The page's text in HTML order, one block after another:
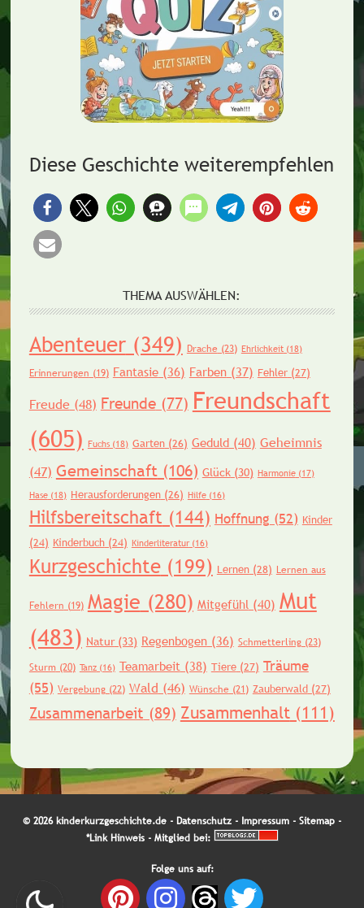
Diese Geschichte weiterempfehlen
THEMA AUSWÄHLEN:
Abenteuer(349) Drache (23) Ehrlichkeit(18)
Erinnerungen (19) Fantasie(36) Farben(37) Fehler(27)
Freude(48) Freunde(77) Freundschaft
(605) Fuchs(18) Garten(26) Geduld(40) Geheimnis
(47) Gemeinschaft(106) Glück(30) Harmonie(17)
Hase(18) Herausforderungen(26) Hilfe(16)
Hilfsbereitschaft (144) Hoffnung (52) Kinder
(24) Kinderbuch(24) Kinderliteratur(16)
Kurzgeschichte(199) Lernen(28) Lernen aus
Fehlern (19) Magie (280) Mitgefühl(40) Mut
(483) Natur(33) Regenbogen(36) Schmetterling(23)
Sturm(20) Tanz(16) Teamarbeit(38) Tiere(27) Träume
(55) Vergebung(22) Wald (46) Wünsche (21) Zauberwald(27)
Zusammenarbeit (89) Zusammenhalt(111)
© 2026 kinderkurzgeschichte.de - Datenschutz - Impressum - Sitemap -
*Link Hinweis- Mitglied bei:
Folge uns auf: